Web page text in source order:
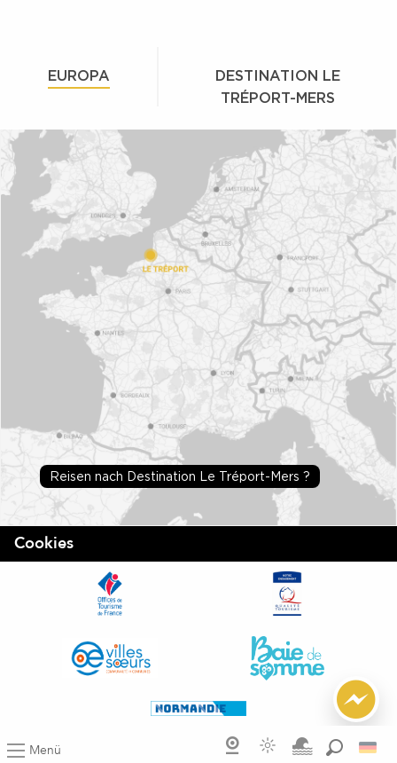
Menü
EUROPA
DESTINATION LE
TRÉPORT-MERS
Reisen nach Destination Le Tréport-Mers ?
Cookies